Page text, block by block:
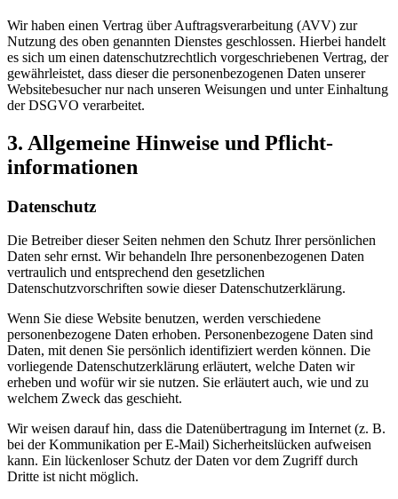
Wir haben einen Vertrag über Auftragsverarbeitung (AVV) zur
Nutzung des oben genannten Dienstes geschlossen. Hierbei handelt
es sich um einen datenschutzrechtlich vorgeschriebenen Vertrag, der
gewährleistet, dass dieser die personenbezogenen Daten unserer
Websitebesucher nur nach unseren Weisungen und unter Einhaltung
der DSGVO verarbeitet.
3. Allgemeine Hinweise und Pflicht­
informationen
Datenschutz
Die Betreiber dieser Seiten nehmen den Schutz Ihrer persönlichen
Daten sehr ernst. Wir behandeln Ihre personenbezogenen Daten
vertraulich und entsprechend den gesetzlichen
Datenschutzvorschriften sowie dieser Datenschutzerklärung.
Wenn Sie diese Website benutzen, werden verschiedene
personenbezogene Daten erhoben. Personenbezogene Daten sind
Daten, mit denen Sie persönlich identifiziert werden können. Die
vorliegende Datenschutzerklärung erläutert, welche Daten wir
erheben und wofür wir sie nutzen. Sie erläutert auch, wie und zu
welchem Zweck das geschieht.
Wir weisen darauf hin, dass die Datenübertragung im Internet (z. B.
bei der Kommunikation per E-Mail) Sicherheitslücken aufweisen
kann. Ein lückenloser Schutz der Daten vor dem Zugriff durch
Dritte ist nicht möglich.